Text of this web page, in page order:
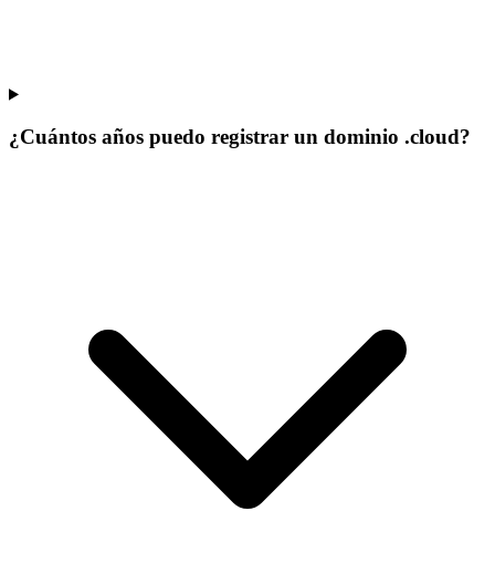
¿Cuántos años puedo registrar un dominio .cloud?